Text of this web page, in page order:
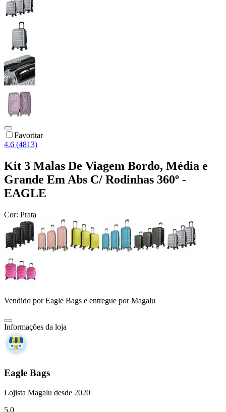
Favoritar
4.6 (4813)
Kit 3 Malas De Viagem Bordo, Média e
Grande Em Abs C/ Rodinhas 360º -
EAGLE
Cor: Prata
Vendido porEagle Bags e entregue por Magalu
Informações da loja
Eagle Bags
Lojista Magalu desde 2020
5.0